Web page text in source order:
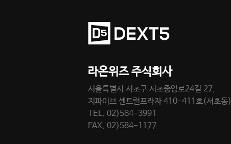
라온위즈 주식회사
서울특별시 서초구 서초중앙로24길 27,
지파이브 센트럴프라자 410-411호(서초동)
TEL. 02)584-3991
FAX. 02)584-1177